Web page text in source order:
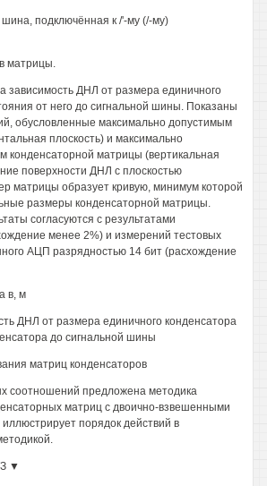
подключённая к /'-му (/-му)
матрицы.
зависимость ДНЛ от размера единичного
от него до сигнальной шины. Показаны
обусловленные максимально допустимым
плоскость) и максимально
конденсаторной матрицы (вертикальная
поверхности ДНЛ с плоскостью
матрицы образует кривую, минимум которой
размеры конденсаторной матрицы.
согласуются с результатами
менее 2%) и измерений тестовых
АЦП разрядностью 14 бит (расхождение
в, м
ДНЛ от размера единичного конденсатора
до сигнальной шины
матриц конденсаторов
соотношений предложена методика
матриц с двоично-взвешенными
порядок действий в
▼